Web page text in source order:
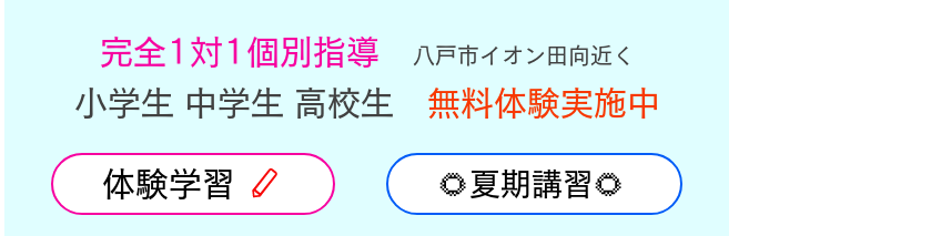
​完全1対1個別指導 八戸市イオン田向近く
小学生 中学生 高校生 無料体験実施中
体験学習 🌻夏期講習🌻